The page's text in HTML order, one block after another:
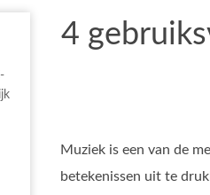
4
Muziek is een van de
betekenissen uit te